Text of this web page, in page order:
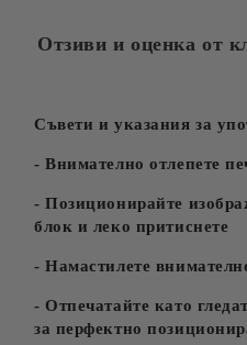
Отзиви и оценка от
Съвети и указания за
- Внимателно отлепете
- Позиционирайте
блок и леко притиснете
- Намастилете
- Отпечатайте като
за перфектно